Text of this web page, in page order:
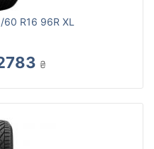
R16 96R XL
₴